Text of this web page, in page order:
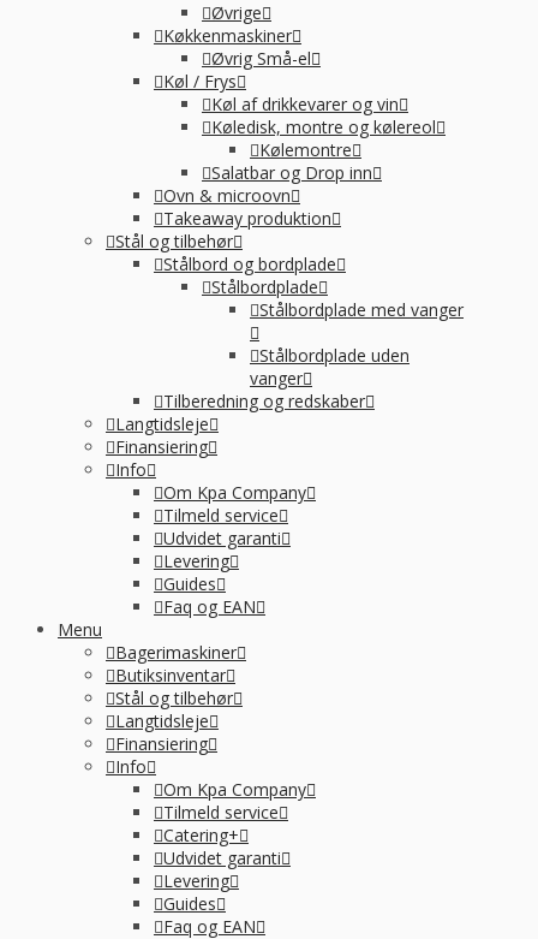
Øvrige
Køkkenmaskiner
Øvrig Små-el
Køl / Frys
Køl af drikkevarer og vin
Køledisk, montre og kølereol
Kølemontre
Salatbar og Drop inn
Ovn & microovn
Takeaway produktion
Stål og tilbehør
Stålbord og bordplade
Stålbordplade
Stålbordplade med vanger
Stålbordplade uden
vanger
Tilberedning og redskaber
Langtidsleje
Finansiering
Info
Om Kpa Company
Tilmeld service
Udvidet garanti
Levering
Guides
Faq og EAN
Menu
Bagerimaskiner
Butiksinventar
Stål og tilbehør
Langtidsleje
Finansiering
Info
Om Kpa Company
Tilmeld service
Catering+
Udvidet garanti
Levering
Guides
Faq og EAN